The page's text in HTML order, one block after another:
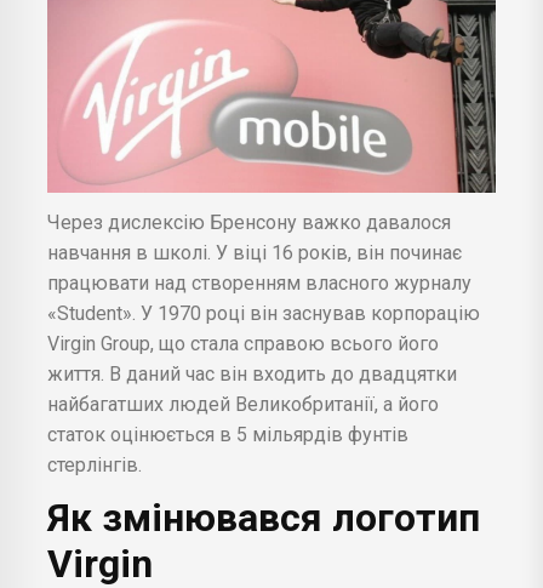
Через дислексію Бренсону важко давалося
навчання в школі. У віці 16 років, він починає
працювати над створенням власного журналу
«Student». У 1970 році він заснував корпорацію
Virgin Group, що стала справою всього його
життя. В даний час він входить до двадцятки
найбагатших людей Великобританії, а його
статок оцінюється в 5 мільярдів фунтів
стерлінгів.
Як змінювався логотип
Virgin